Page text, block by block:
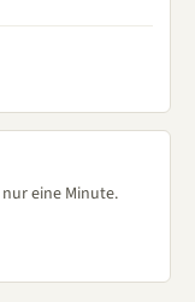
eine Minute.